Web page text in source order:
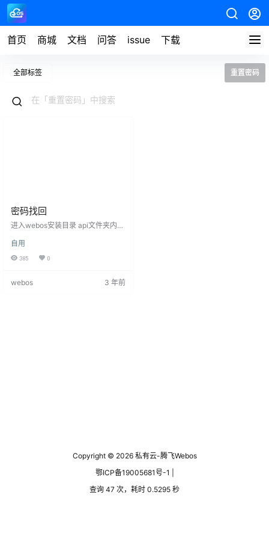
首页 商城 文档 问答 issue 下载
全部标签 重置密码
密码找回
进入webos安装目录 api文件夹内
个resetPwd改成123456,就是管理
员改密成123456的意思 重启webos
自用
385 0
webos 3 年前
Copyright © 2026私有云-腾飞Webos
鄂ICP备19005681号-1 |
查询 47 次，耗时 0.5295 秒